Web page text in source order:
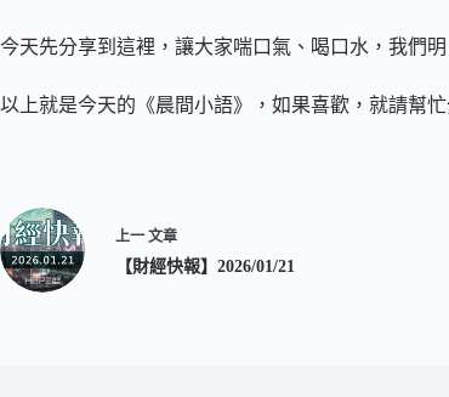
今天先分享到這裡，讓大家喘口氣、喝口水，我們
以上就是今天的《晨間小語》，如果喜歡，就請幫
上一 文章
【財經快報】2026/01/21